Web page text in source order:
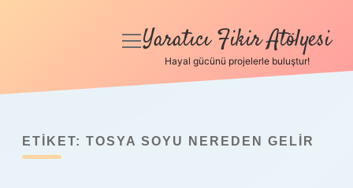
Anasayfa
Yasal Uyarı
menüyü
Yaratıcı Fikir Atölyesi
Hayal gücünü projelerle buluştur!
ETIKET: TOSYA SOYU NEREDEN GELIR